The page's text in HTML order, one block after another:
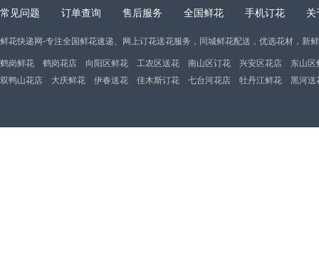
常见问题 订单查询 售后服务 全国鲜花 手机订花 关
鲜花快递网-专注全国鲜花速递、网上订花送花服务，同城鲜花配送，优选花材，新
鹤岗鲜花 鹤岗花店 向阳区鲜花 工农区送花 南山区订花 兴安区花店
东山区
双鸭山花店
大庆鲜花 伊春送花 佳木斯订花 七台河花店 牡丹江鲜花 黑河送